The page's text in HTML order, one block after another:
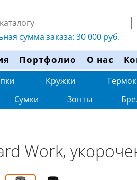
сумма заказа: 30 000 руб.
Портфолио О нас
Кружки
Сумки Зонты
Work,